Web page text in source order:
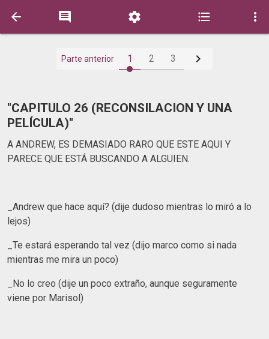
    
Parte anterior 1 2 3 
"CAPITULO 26 (RECONSILACION Y UNA
PELÍCULA)"
A ANDREW, ES DEMASIADO RARO QUE ESTE AQUI Y
PARECE QUE ESTÁ BUSCANDO A ALGUIEN.
_Andrew que hace aquí? (dije dudoso mientras lo miró a lo
lejos)
_Te estará esperando tal vez (dijo marco como si nada
mientras me mira un poco)
_No lo creo (dije un poco extraño, aunque seguramente
viene por Marisol)